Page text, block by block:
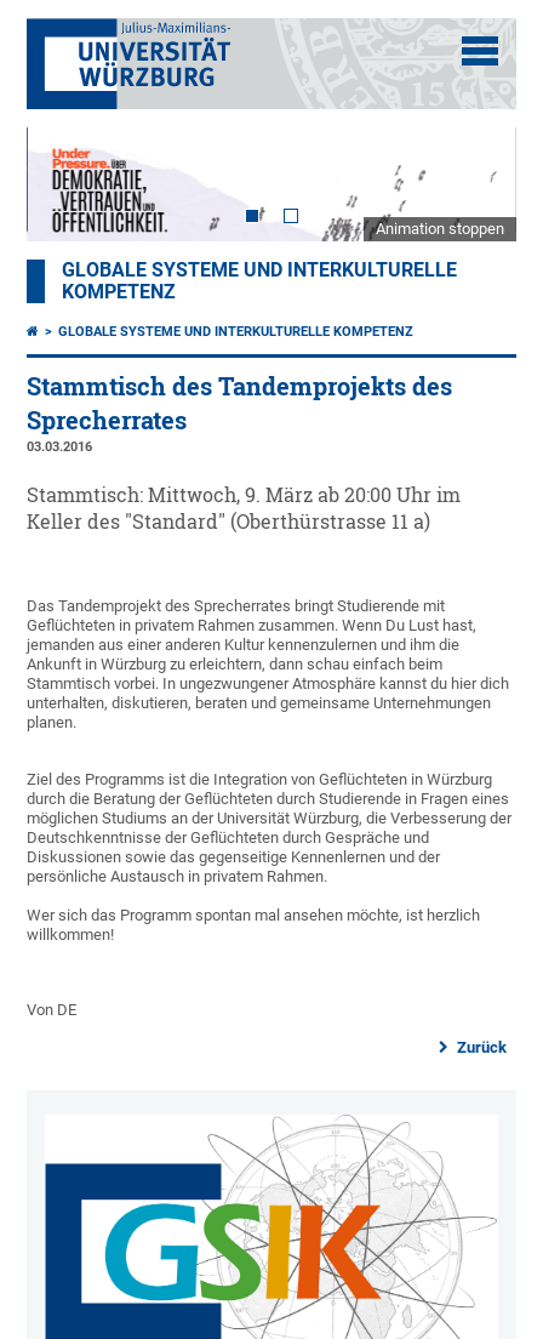
Animation stoppen
GLOBALE SYSTEME UND INTERKULTURELLE
KOMPETENZ
GLOBALE SYSTEME UND INTERKULTURELLE KOMPETENZ
Stammtisch des Tandemprojekts des
Sprecherrates
03.03.2016
Stammtisch: Mittwoch, 9. März ab 20:00 Uhr im
Keller des "Standard" (Oberthürstrasse 11 a)
Das Tandemprojekt des Sprecherrates bringt Studierende mit
Geflüchteten in privatem Rahmen zusammen. Wenn Du Lust hast,
jemanden aus einer anderen Kultur kennenzulernen und ihm die
Ankunft in Würzburg zu erleichtern, dann schau einfach beim
Stammtisch vorbei. In ungezwungener Atmosphäre kannst du hier dich
unterhalten, diskutieren, beraten und gemeinsame Unternehmungen
planen.
Ziel des Programms ist die Integration von Geflüchteten in Würzburg
durch die Beratung der Geflüchteten durch Studierende in Fragen eines
möglichen Studiums an der Universität Würzburg, die Verbesserung der
Deutschkenntnisse der Geflüchteten durch Gespräche und
Diskussionen sowie das gegenseitige Kennenlernen und der
persönliche Austausch in privatem Rahmen.
Wer sich das Programm spontan mal ansehen möchte, ist herzlich
willkommen!
Von DE
Zurück